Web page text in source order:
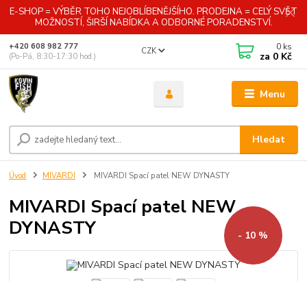
E-SHOP = VÝBĚR TOHO NEJOBLÍBENĚJŠÍHO. PRODEJNA = CELÝ SVĚT
MOŽNOSTÍ, ŠIRŠÍ NABÍDKA A ODBORNÉ PORADENSTVÍ.
Menu
CZK
Hledat
+420 608 982 777
(Po-Pá, 8:30-17:30 hod.)
0 ks
za 0 Kč
Úvod MIVARDI MIVARDI Spací patel NEW DYNASTY
MIVARDI Spací patel NEW
DYNASTY
- 10 %